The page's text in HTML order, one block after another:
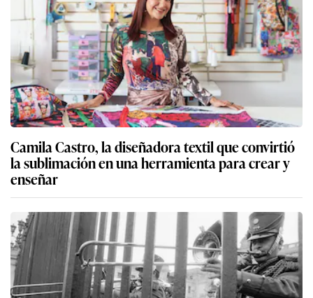
Camila Castro, la diseñadora textil que convirtió
la sublimación en una herramienta para crear y
enseñar